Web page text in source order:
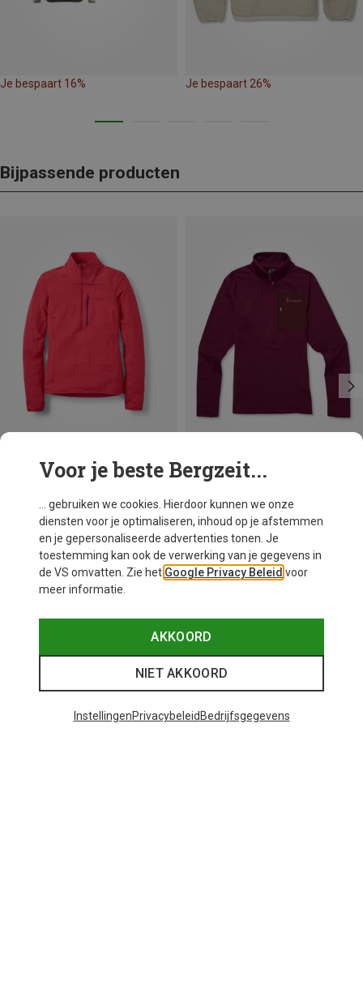
Je bespaart 16% Je bespaart 26%
Bijpassende producten
Je bespaart 24% Je bespaart 27%
Voor je beste Bergzeit...
... gebruiken we cookies. Hierdoor kunnen we onze
diensten voor je optimaliseren, inhoud op je afstemmen
en je gepersonaliseerde advertenties tonen. Je
toestemming kan ook de verwerking van je gegevens in
de VS omvatten. Zie het Google Privacy Beleid voor
meer informatie.
AKKOORD
NIET AKKOORD
InstellingenPrivacybeleid Bedrijfsgegevens